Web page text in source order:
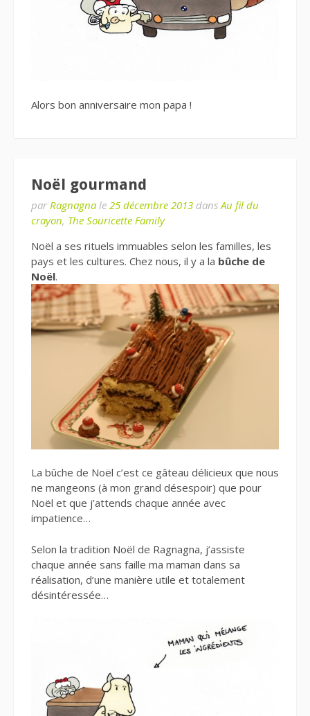
Alors bon anniversaire mon papa !
Noël gourmand
par Ragnagna le 25 décembre 2013 dansAu fil du
crayon, The Souricette Family
Noël a ses rituels immuables selon les familles, les
pays et les cultures. Chez nous, il y a la bûche de
Noël.
La bûche de Noël c’est ce gâteau délicieux que nous
ne mangeons (à mon grand désespoir) que pour
Noël et que j’attends chaque année avec
impatience…
Selon la tradition Noël de Ragnagna, j’assiste
chaque année sans faille ma maman dans sa
réalisation, d’une manière utile et totalement
désintéressée…